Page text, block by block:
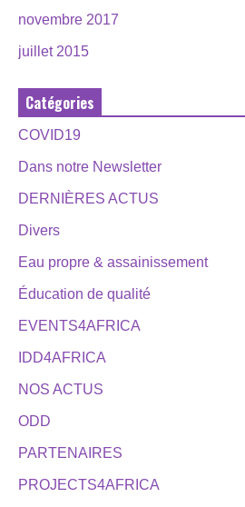
novembre 2017
juillet 2015
Catégories
COVID19
Dans notre Newsletter
DERNIÈRES ACTUS
Divers
Eau propre & assainissement
Éducation de qualité
EVENTS4AFRICA
IDD4AFRICA
NOS ACTUS
ODD
PARTENAIRES
PROJECTS4AFRICA